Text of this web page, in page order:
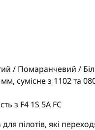
/ Помаранчевий /
сумісне з 1102 та
з F4 1S 5A FC
пілотів, які